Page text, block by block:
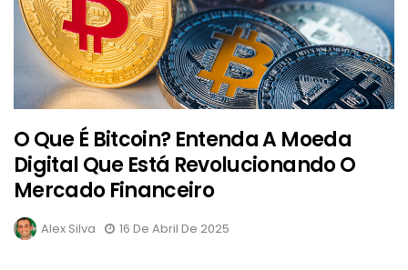
O Que É Bitcoin? Entenda A Moeda
Digital Que Está Revolucionando O
Mercado Financeiro
Alex Silva 16 De Abril De 2025